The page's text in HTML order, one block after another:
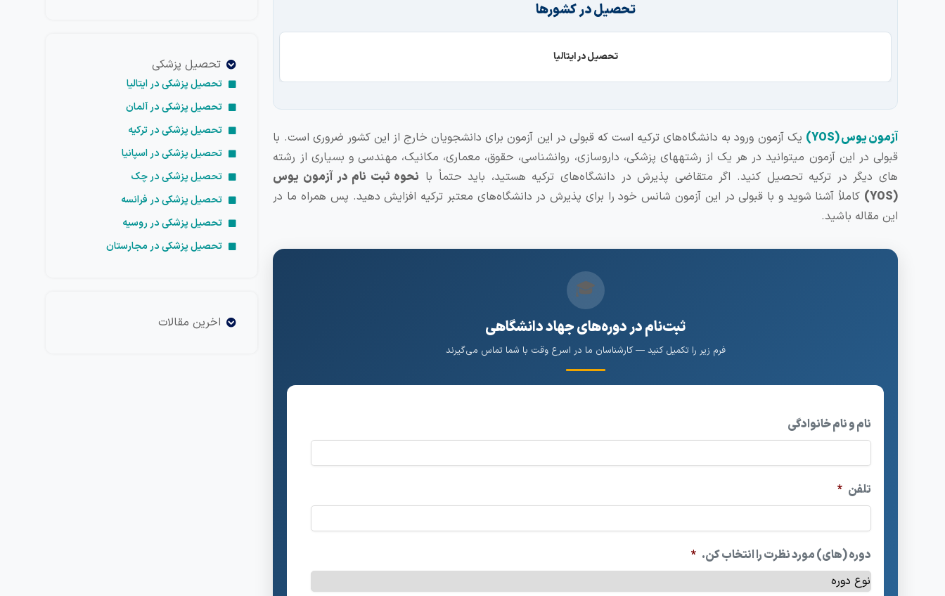
تحصیل پزشکی
تحصیل پزشکی در ایتالیا
تحصیل پزشکی در آلمان
تحصیل پزشکی در ترکیه
تحصیل پزشکی در اسپانیا
تحصیل پزشکی در چک
تحصیل پزشکی در فرانسه
تحصیل پزشکی در روسیه
تحصیل پزشکی در مجارستان
اخرین مقالات
تحصیل در کشورها
تحصیل در ایتالیا
آزمون یوس (YOS)
یک آزمون ورود به دانشگاه‌های ترکیه است که قبولی در این آزمون برای دانشجویان خارج از این کشور ضروری است. با
قبولی در این آزمون می‏توانید در هر یک از رشته‏های پزشکی، داروسازی، روانشناسی، حقوق، معماری، مکانیک، مهندسی و بسیاری از رشته
های دیگر در ترکیه تحصیل کنید. اگر متقاضی پذیرش در دانشگاه‌های ترکیه هستید، باید حتماً با نحوه ثبت نام در آزمون یوس
(
YOS
) کاملاً آشنا شوید و با قبولی در این آزمون شانس خود را برای پذیرش در دانشگاه‌های معتبر ترکیه افزایش دهید. پس همراه ما در
این مقاله باشید.
🎓
ثبت‌نام در دوره‌های جهاد دانشگاهی
فرم زیر را تکمیل کنید — کارشناسان ما در اسرع وقت با شما تماس می‌گیرند
نام و نام خانوادگی
تلفن *
دوره (های) مورد نظرت را انتخاب کن. *